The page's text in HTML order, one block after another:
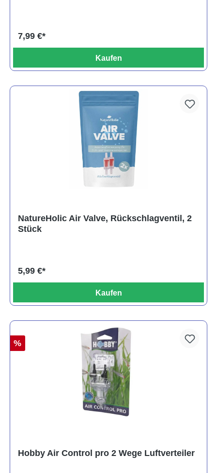
7,99 €*
Kaufen
NatureHolic Air Valve, Rückschlagventil, 2
Stück
5,99 €*
Kaufen
%
Hobby Air Control pro 2 Wege Luftverteiler